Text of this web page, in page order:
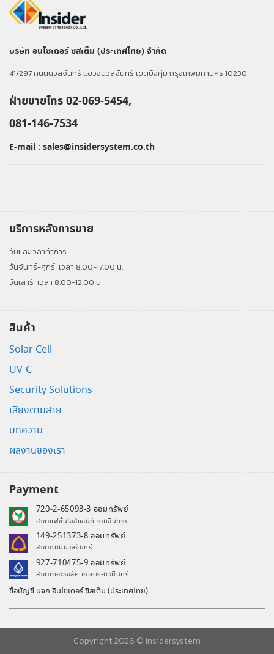
บริษัท อินไซเดอร์ ซิสเต็ม (ประเทศไทย) จำกัด
41/297 ถนนนวลจันทร์ แขวงนวลจันทร์ เขตบึงกุ่ม กรุงเทพมหานคร 10230
ฝ่ายขายโทร 02-069-5454,
081-146-7534
E-mail : sales@insidersystem.co.th
บริการหลังการขาย
วันและเวลาทำการ
วันจันทร์-ศุกร์ เวลา 8.00-17.00 น.
วันเสาร์ เวลา 8.00-12.00 น
สินค้า
Solar Cell
UV-C
Security Solutions
เสียงตามสาย
บทความ
ผลงานของเรา
Payment
720-2-65093-3 ออมทรัพย์
สาขาแฟชั่นไอส์แลนด์ รามอินทรา
149-251373-8 ออมทรัพย์
สาขาถนนนวลจันทร์
927-710475-9 ออมทรัพย์
สาขาเดอะวอล์ค เกษตร-นวมินทร์
ชื่อบัญชี บจก.อินไซเดอร์ ซิสเต็ม (ประเทศไทย)
Copyright 2026 © Insidersystem